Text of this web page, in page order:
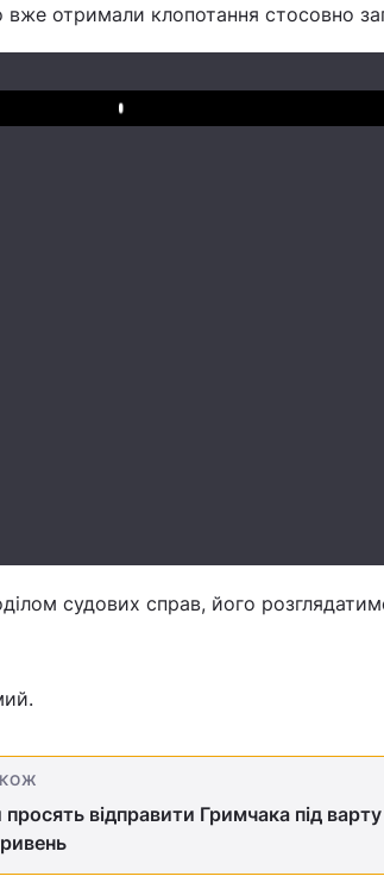
отримали клопотання стосовно
Play
судових справ, його
відправити Гримчака під